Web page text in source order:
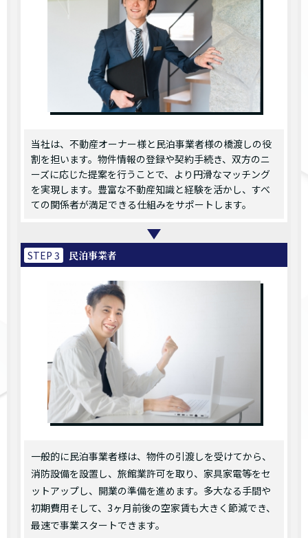
当社は、不動産オーナー様と民泊事業者様の橋渡しの役
割を担います。物件情報の登録や契約手続き、双方のニ
ーズに応じた提案を行うことで、より円滑なマッチング
を実現します。豊富な不動産知識と経験を活かし、すべ
ての関係者が満足できる仕組みをサポートします。
STEP 3 民泊事業者
一般的に民泊事業者様は、物件の引渡しを受けてから、
消防設備を設置し、旅館業許可を取り、家具家電等をセ
ットアップし、開業の準備を進めます。多大なる手間や
初期費用そして、3ヶ月前後の空家賃も大きく節減でき、
最速で事業スタートできます。